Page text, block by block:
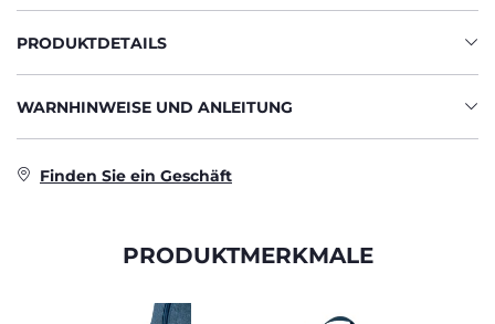
PRODUKTDETAILS
WARNHINWEISE UND ANLEITUNG
Finden Sie ein Geschäft
PRODUKTMERKMALE